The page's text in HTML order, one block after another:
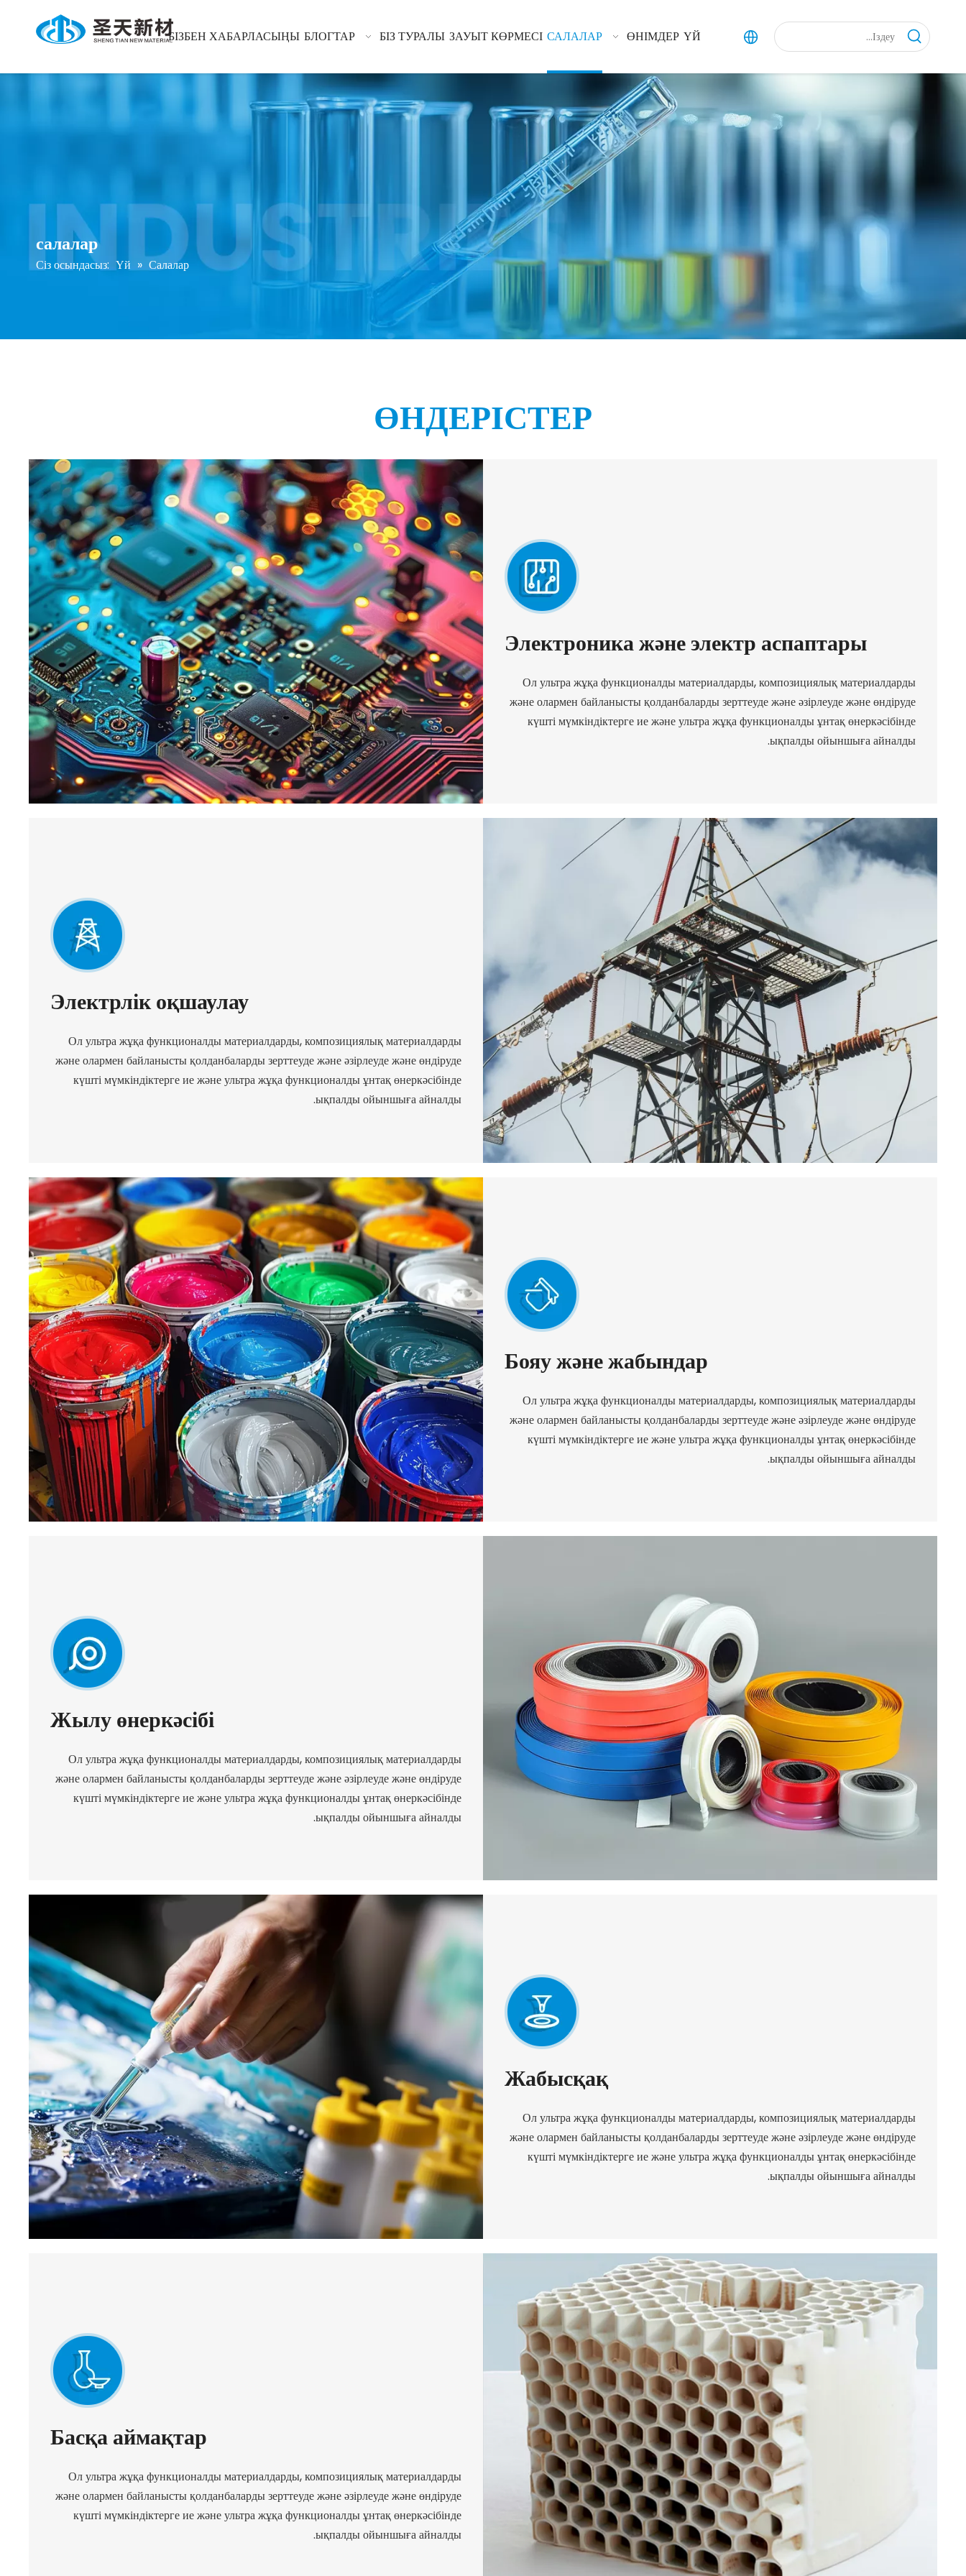
ҮЙ
ӨНІМДЕР
САЛАЛАР
ЗАУЫТ КӨРМЕСІ
БІЗ ТУРАЛЫ
БЛОГТАР
БІЗБЕН ХАБАРЛАСЫҢЫ
салалар
Сіз осындасыз: Үй » Салалар
ӨНДЕРІСТЕР
Электроника және электр аспаптары
Ол ультра жұқа функционалды материалдарды, композициялық материалдарды
және олармен байланысты қолданбаларды зерттеуде және әзірлеуде және өндіруде
күшті мүмкіндіктерге ие және ультра жұқа функционалды ұнтақ өнеркәсібінде
ықпалды ойыншыға айналды.
Электрлік оқшаулау
Ол ультра жұқа функционалды материалдарды, композициялық материалдарды
және олармен байланысты қолданбаларды зерттеуде және әзірлеуде және өндіруде
күшті мүмкіндіктерге ие және ультра жұқа функционалды ұнтақ өнеркәсібінде
ықпалды ойыншыға айналды.
Бояу және жабындар
Ол ультра жұқа функционалды материалдарды, композициялық материалдарды
және олармен байланысты қолданбаларды зерттеуде және әзірлеуде және өндіруде
күшті мүмкіндіктерге ие және ультра жұқа функционалды ұнтақ өнеркәсібінде
ықпалды ойыншыға айналды.
Жылу өнеркәсібі
Ол ультра жұқа функционалды материалдарды, композициялық материалдарды
және олармен байланысты қолданбаларды зерттеуде және әзірлеуде және өндіруде
күшті мүмкіндіктерге ие және ультра жұқа функционалды ұнтақ өнеркәсібінде
ықпалды ойыншыға айналды.
Жабысқақ
Ол ультра жұқа функционалды материалдарды, композициялық материалдарды
және олармен байланысты қолданбаларды зерттеуде және әзірлеуде және өндіруде
күшті мүмкіндіктерге ие және ультра жұқа функционалды ұнтақ өнеркәсібінде
ықпалды ойыншыға айналды.
Басқа аймақтар
Ол ультра жұқа функционалды материалдарды, композициялық материалдарды
және олармен байланысты қолданбаларды зерттеуде және әзірлеуде және өндіруде
күшті мүмкіндіктерге ие және ультра жұқа функционалды ұнтақ өнеркәсібінде
ықпалды ойыншыға айналды.